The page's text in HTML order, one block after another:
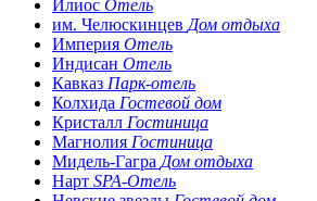
Илиос Отель
им. Челюскинцев Дом отдыха
Империя Отель
Индисан Отель
Кавказ Парк-отель
Колхида Гостевой дом
Кристалл Гостиница
Магнолия Гостиница
Мидель-Гагра Дом отдыха
Нарт SPA-Отель